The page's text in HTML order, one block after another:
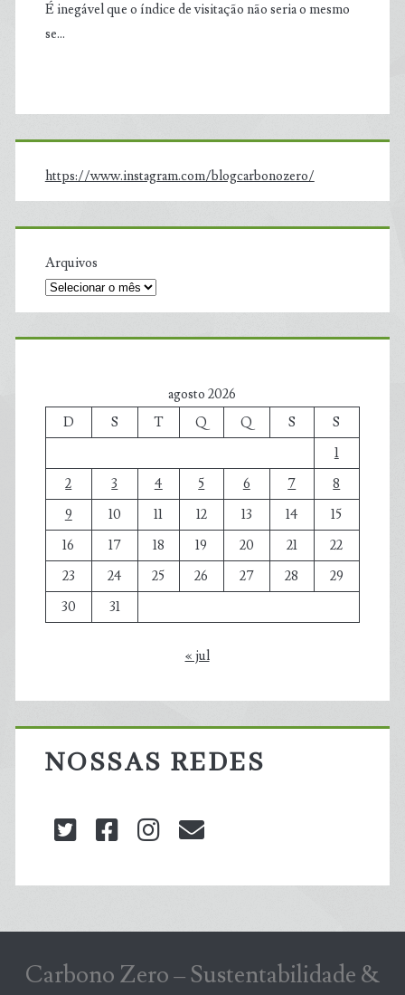
É inegável que o índice de visitação não seria o mesmo
se…
https://www.instagram.com/blogcarbonozero/
Arquivos
agosto 2026
D
S T Q Q S
S
1
2
3 4 5 6 7
8
9
10 11 12 13 14
15
16
17 18 19 20 21
22
23
24 25 26 27 28
29
30
31
« jul
NOSSAS REDES
twitterfacebookinstagram
Carbono Zero – Sustentabilidade &